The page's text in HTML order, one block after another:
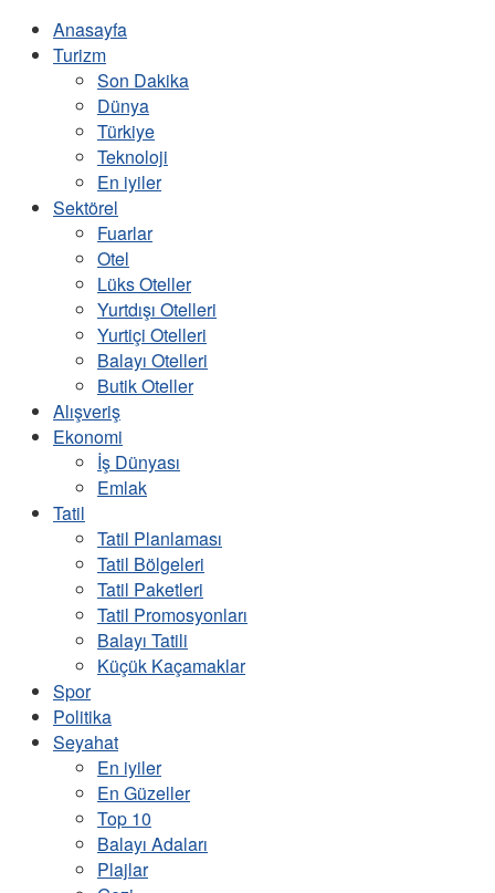
Anasayfa
Turizm
Son Dakika
Dünya
Türkiye
Teknoloji
En iyiler
Sektörel
Fuarlar
Otel
Lüks Oteller
Yurtdışı Otelleri
Yurtiçi Otelleri
Balayı Otelleri
Butik Oteller
Alışveriş
Ekonomi
İş Dünyası
Emlak
Tatil
Tatil Planlaması
Tatil Bölgeleri
Tatil Paketleri
Tatil Promosyonları
Balayı Tatili
Küçük Kaçamaklar
Spor
Politika
Seyahat
En iyiler
En Güzeller
Top 10
Balayı Adaları
Plajlar